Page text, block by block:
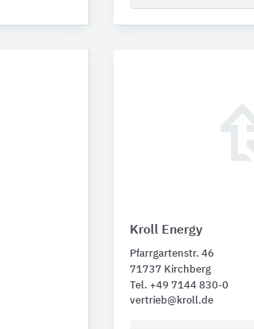
Kroll Energy
Pfarrgartenstr. 46
71737 Kirchberg
Tel. +49 7144 830-0
vertrieb@kroll.de